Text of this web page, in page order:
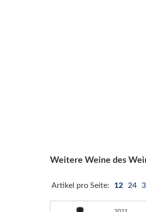
Weitere Weine des
Artikel pro Seite: 12 24
2021